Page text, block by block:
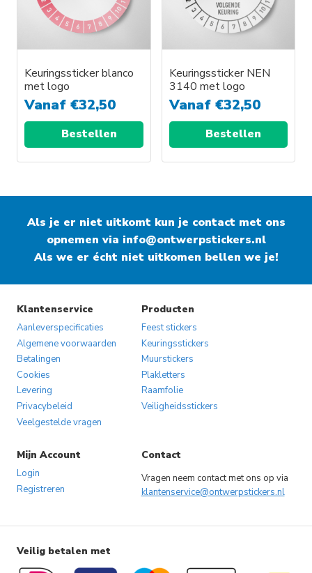
Keuringssticker blanco
met logo
Vanaf €32,50
Bestellen
Keuringssticker NEN
3140 met logo
Vanaf €32,50
Bestellen
Als je er niet uitkomt kun je contact met ons
opnemen via info@ontwerpstickers.nl
Als we er écht niet uitkomen bellen we je!
Klantenservice
Aanleverspecificaties
Algemene voorwaarden
Betalingen
Cookies
Levering
Privacybeleid
Veelgestelde vragen
Producten
Feest stickers
Keuringsstickers
Muurstickers
Plakletters
Raamfolie
Veiligheidsstickers
Mijn Account
Login
Registreren
Contact
Vragen neem contact met ons op via
klantenservice@ontwerpstickers.nl
Veilig betalen met